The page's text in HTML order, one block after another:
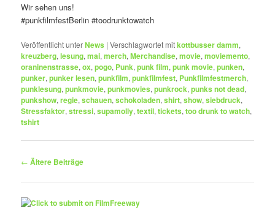
Wir sehen uns!
#punkfilmfestBerlin #toodrunktowatch
Veröffentlicht unterNews |Verschlagwortet mitkottbusser damm,
kreuzberg,lesung,mai,merch,Merchandise,movie,moviemento,
oraninenstrasse,ox,pogo, Punk,punk film,punk movie,punken,
punker,punker lesen,punkfilm,punkfilmfest, Punkfilmfestmerch,
punklesung,punkmovie,punkmovies,punkrock,punks not dead,
punkshow,regie,schauen,schokoladen,shirt,show,siebdruck,
Stressfaktor,stressi,supamolly,textil,tickets,too drunk to watch,
tshirt
Beitragsnavigation
← Ältere Beiträge